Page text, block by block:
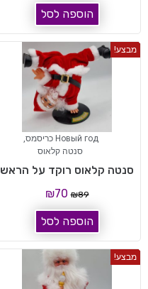
הוספה לסל
מבצע!
Новый год כריסמס
,
סנטה קלאוס
סנטה קלאוס רוקד על הראש
₪89
₪70
הוספה לסל
מבצע!